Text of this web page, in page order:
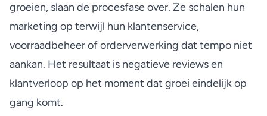
groeien, slaan de procesfase over. Ze schalen hun
marketing op terwijl hun klantenservice,
voorraadbeheer of orderverwerking dat tempo niet
aankan. Het resultaat is negatieve reviews en
klantverloop op het moment dat groei eindelijk op
gang komt.